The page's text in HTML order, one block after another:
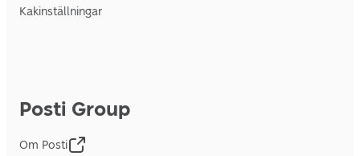
Kakinställningar
Posti Group
Om Posti